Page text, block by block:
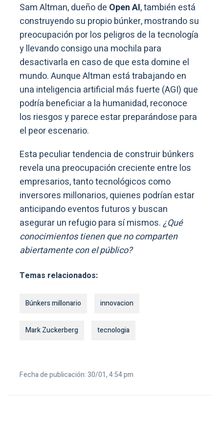
Sam Altman, dueño de Open AI, también está
construyendo su propio búnker, mostrando su
preocupación por los peligros de la tecnología
y llevando consigo una mochila para
desactivarla en caso de que esta domine el
mundo. Aunque Altman está trabajando en
una inteligencia artificial más fuerte (AGI) que
podría beneficiar a la humanidad, reconoce
los riesgos y parece estar preparándose para
el peor escenario.
Esta peculiar tendencia de construir búnkers
revela una preocupación creciente entre los
empresarios, tanto tecnológicos como
inversores millonarios, quienes podrían estar
anticipando eventos futuros y buscan
asegurar un refugio para sí mismos.¿Qué
conocimientos tienen que no comparten
abiertamente con el público?
Temas relacionados:
Búnkers millonario innovacion
Mark Zuckerberg tecnologia
Fecha de publicación: 30/01, 4:54 pm